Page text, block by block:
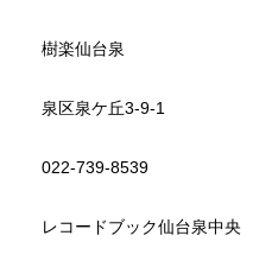
樹楽仙台泉
泉区泉ケ丘3-9-1
022-739-8539
レコードブック仙台泉中央